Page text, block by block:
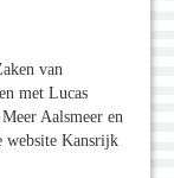
van
met Lucas
Aalsmeer en
website Kansrijk